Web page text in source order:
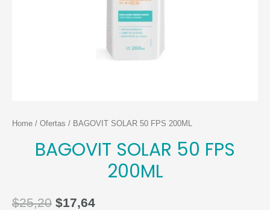
Home / Ofertas / BAGOVIT SOLAR 50 FPS 200ML
BAGOVIT SOLAR 50 FPS
200ML
$25,20 $17,64